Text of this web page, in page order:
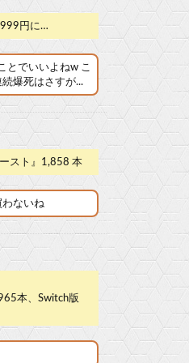
円に…
とでいいよねw こ
爆死はさすが...
スト』1,858 本
ないね
本、Switch版